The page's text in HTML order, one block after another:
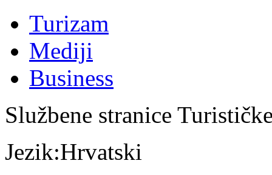
Turizam
Mediji
Business
Službene stranice
Jezik:Hrvatski